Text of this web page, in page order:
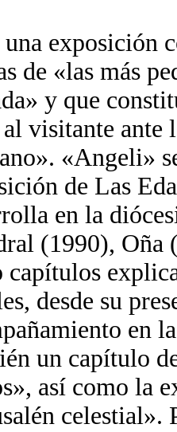
exposición
de «las más
y que
visitante ante
«Angeli»
de Las
en la
(1990), Oña
capítulos
desde su
en
un capítulo
así como la
celestial».